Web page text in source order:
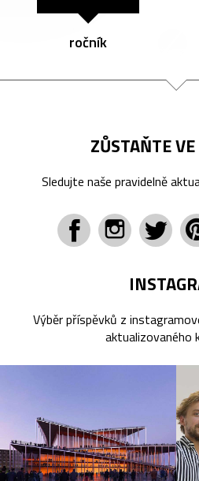
ročník
ZŮSTAŇTE
Sledujte naše pravidelně
Výběr příspěvků z
aktualizovaného